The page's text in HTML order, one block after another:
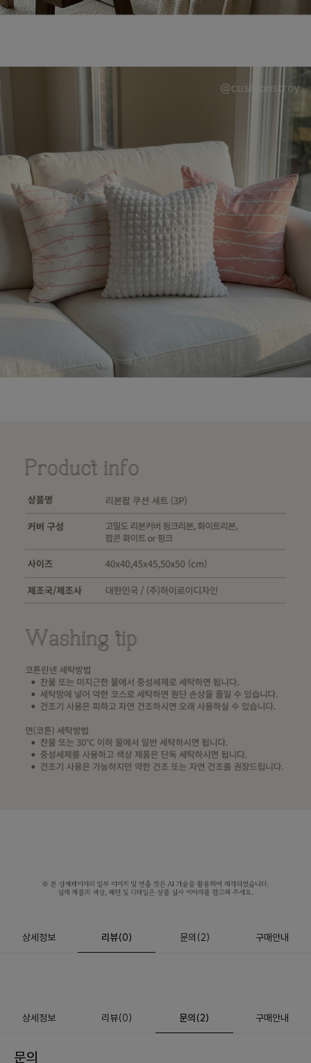
상세정보 리뷰(0) 문의 (2) 구매안내
상세정보 리뷰(0) 문의(2) 구매안내
문의